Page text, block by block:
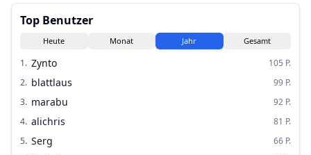
Top Benutzer
Heute Monat Jahr Gesamt
1. Zynto 105 P.
2. blattlaus 99 P.
3. marabu 92 P.
4. alichris 81 P.
5. Serg 66 P.